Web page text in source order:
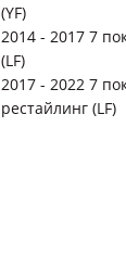
(YF)
2014 - 2017 7
(LF)
2017 - 2022 7
рестайлинг (LF)